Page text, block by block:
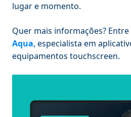
lugar e momento.
Quer mais informações?
Aqua, especialista em
equipamentos touchscreen.